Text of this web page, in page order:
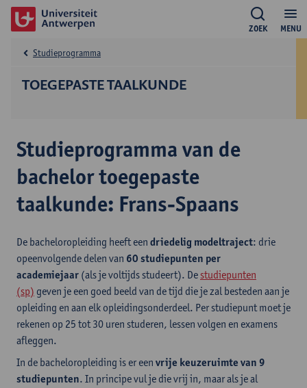
MENU
ZOEK
TOEGEPASTE TAALKUNDE
Studieprogramma
Studieprogramma van de
bachelor toegepaste
taalkunde: Frans-Spaans
De bacheloropleiding heeft een driedelig modeltraject: drie
opeenvolgende delen van 60 studiepunten per
academiejaar (als je voltijds studeert). De studiepunten
(sp) geven je een goed beeld van de tijd die je zal besteden aan je
opleiding en aan elk opleidingsonderdeel. Per studiepunt moet je
rekenen op 25 tot 30 uren studeren, lessen volgen en examens
afleggen.
In de bacheloropleiding is er een vrije keuzeruimte van 9
studiepunten. In principe vul je die vrij in, maar als je al